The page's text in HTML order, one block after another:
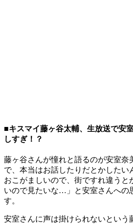
■キスマイ藤ヶ谷太輔、生放送で安
しすぎ！？
藤ヶ谷さんが憧れと語るのが安室奈
で、本当はお話したりだとかしたい
おこがましいので、街ですれ違うと
いので見たいな…」と安室さんへの
す。
安室さんに声は掛けられないという